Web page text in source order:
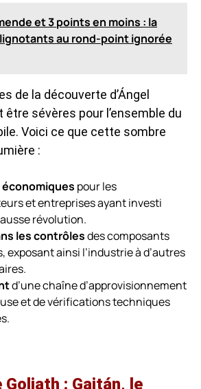
et 3 points en moins : la
au rond-point ignorée
de la découverte d’Ángel
être sévères pour l’ensemble du
Voici ce que cette sombre
:
économiques pour les
et entreprises ayant investi
révolution.
les contrôlesdes composants
exposant ainsi l’industrie à d’autres
d’une chaîne d’approvisionnement
et de vérifications techniques
: Gaitán, le